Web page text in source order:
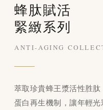
蜂肽賦活
緊緻系列
ANTI-AGING
萃取珍貴蜂王漿活性胜
蛋白再生機制，讓年輕光